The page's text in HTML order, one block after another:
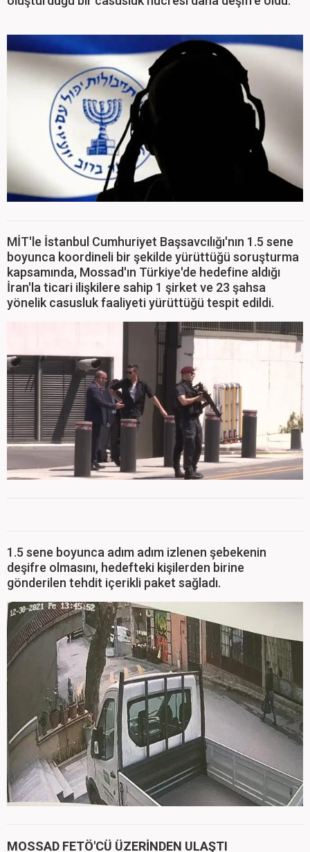
MİT'le İstanbul Cumhuriyet Başsavcılığı'nın 1.5 sene
boyunca koordineli bir şekilde yürüttüğü soruşturma
kapsamında, Mossad'ın Türkiye'de hedefine aldığı
İran'la ticari ilişkilere sahip 1 şirket ve 23 şahsa
yönelik casusluk faaliyeti yürüttüğü tespit edildi.
1.5 sene boyunca adım adım izlenen şebekenin
deşifre olmasını, hedefteki kişilerden birine
gönderilen tehdit içerikli paket sağladı.
MOSSAD FETÖ'CÜ ÜZERİNDEN ULAŞTI